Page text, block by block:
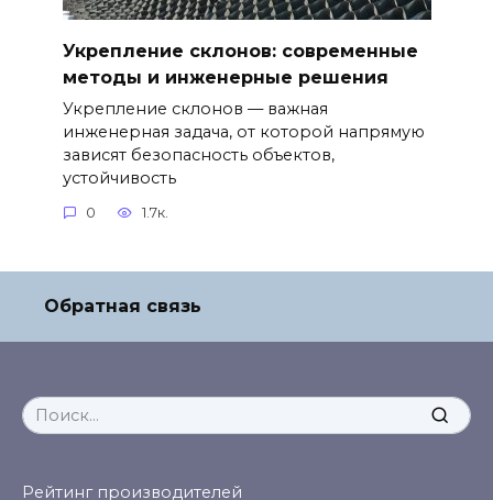
Укрепление склонов: современные
методы и инженерные решения
Укрепление склонов — важная
инженерная задача, от которой напрямую
зависят безопасность объектов,
устойчивость
0 1.7к.
Обратная связь
Search
for:
Рейтинг производителей